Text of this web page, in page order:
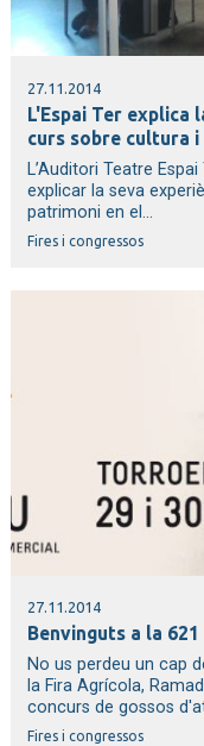
27.11.2014
L'Espai Ter explica
curs sobre cultura
L’Auditori Teatre
explicar la seva
patrimoni en el...
Fires i congressos
27.11.2014
Benvinguts a la
No us perdeu un cap
la Fira Agrícola,
concurs de gossos
Fires i congressos